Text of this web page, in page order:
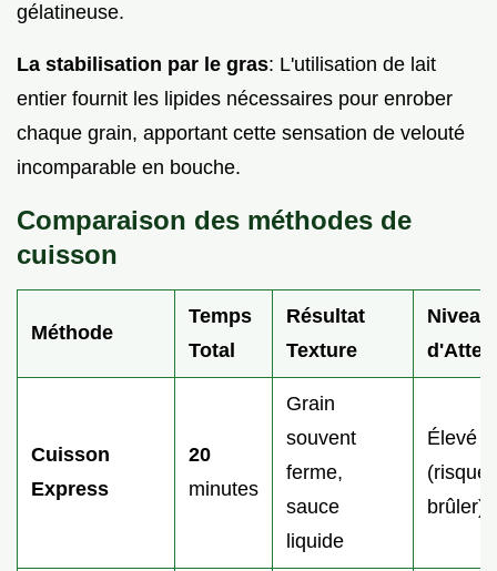
gélatineuse.
La stabilisation par le gras: L'utilisation de lait
entier fournit les lipides nécessaires pour enrober
chaque grain, apportant cette sensation de velouté
incomparable en bouche.
Comparaison des méthodes de
cuisson
Méthode
Temps
Total
Résultat
Texture
Niveau
Cuisson
Express
20
minutes
Grain
souvent
ferme,
sauce
liquide
Élevé
(risque
brûler)